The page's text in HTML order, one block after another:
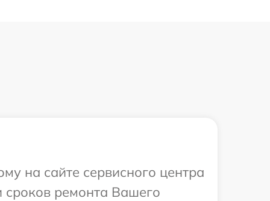
на сайте сервисного центра
сроков ремонта Вашего